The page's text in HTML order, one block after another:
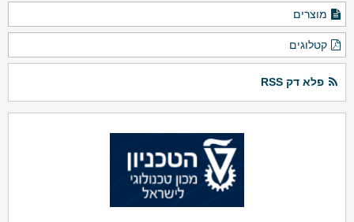
מוצרים
קטלוגים
פלא דק RSS